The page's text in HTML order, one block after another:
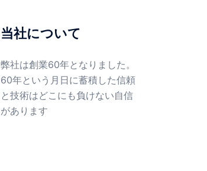
当社について
弊社は創業60年となりました。
60年という月日に蓄積した信頼
と技術はどこにも負けない自信
があります